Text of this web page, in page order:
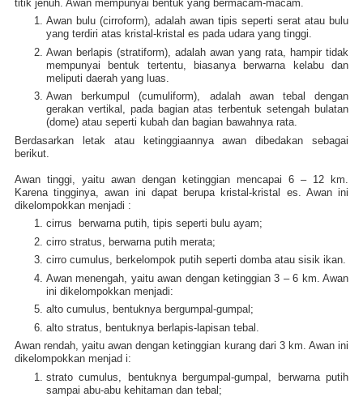
titik jenuh. Awan mempunyai bentuk yang bermacam-macam.
Awan bulu (cirroform), adalah awan tipis seperti serat atau bulu
yang terdiri atas kristal-kristal es pada udara yang tinggi.
Awan berlapis (stratiform), adalah awan yang rata, hampir tidak
mempunyai bentuk tertentu, biasanya berwarna kelabu dan
meliputi daerah yang luas.
Awan berkumpul (cumuliform), adalah awan tebal dengan
gerakan vertikal, pada bagian atas terbentuk setengah bulatan
(dome) atau seperti kubah dan bagian bawahnya rata.
Berdasarkan letak atau ketinggiaannya awan dibedakan sebagai
berikut.
Awan tinggi, yaitu awan dengan ketinggian mencapai 6 – 12 km.
Karena tingginya, awan ini dapat berupa kristal-kristal es. Awan ini
dikelompokkan menjadi :
cirrus berwarna putih, tipis seperti bulu ayam;
cirro stratus, berwarna putih merata;
cirro cumulus, berkelompok putih seperti domba atau sisik ikan.
Awan menengah, yaitu awan dengan ketinggian 3 – 6 km. Awan
ini dikelompokkan menjadi:
alto cumulus, bentuknya bergumpal-gumpal;
alto stratus, bentuknya berlapis-lapisan tebal.
Awan rendah, yaitu awan dengan ketinggian kurang dari 3 km. Awan ini
dikelompokkan menjad i:
strato cumulus, bentuknya bergumpal-gumpal, berwarna putih
sampai abu-abu kehitaman dan tebal;